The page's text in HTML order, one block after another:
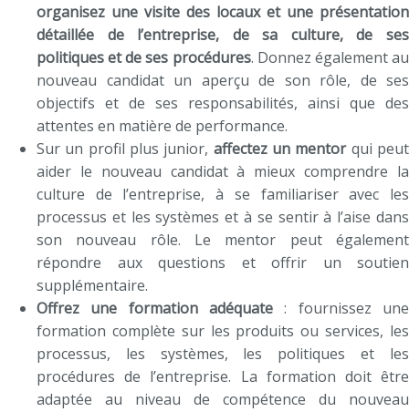
organisez une visite des locaux et une présentation
détaillée de l’entreprise, de sa culture, de ses
politiques et de ses procédures. Donnez également au
nouveau candidat un aperçu de son rôle, de ses
objectifs et de ses responsabilités, ainsi que des
attentes en matière de performance.
Sur un profil plus junior, affectez un mentorqui peut
aider le nouveau candidat à mieux comprendre la
culture de l’entreprise, à se familiariser avec les
processus et les systèmes et à se sentir à l’aise dans
son nouveau rôle. Le mentor peut également
répondre aux questions et offrir un soutien
supplémentaire.
Offrez une formation adéquate : fournissez une
formation complète sur les produits ou services, les
processus, les systèmes, les politiques et les
procédures de l’entreprise. La formation doit être
adaptée au niveau de compétence du nouveau